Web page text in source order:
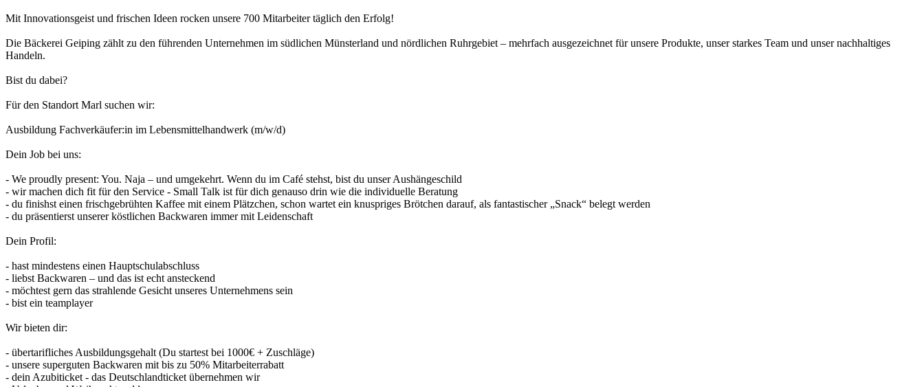
Mit Innovationsgeist und frischen Ideen rocken unsere 700 Mitarbeiter täglich den Erfolg!
Die Bäckerei Geiping zählt zu den führenden Unternehmen im südlichen Münsterland und nördlichen Ruhrgebiet – mehrfach ausgezeichnet für unsere Produkte, unser starkes Team und unser nachhaltiges
Handeln.
Bist du dabei?
Für den Standort Marl suchen wir:
Ausbildung Fachverkäufer:in im Lebensmittelhandwerk (m/w/d)
Dein Job bei uns:
- We proudly present: You. Naja – und umgekehrt. Wenn du im Café stehst, bist du unser Aushängeschild
- wir machen dich fit für den Service - Small Talk ist für dich genauso drin wie die individuelle Beratung
- du finishst einen frischgebrühten Kaffee mit einem Plätzchen, schon wartet ein knuspriges Brötchen darauf, als fantastischer „Snack“ belegt werden
- du präsentierst unserer köstlichen Backwaren immer mit Leidenschaft
Dein Profil:
- hast mindestens einen Hauptschulabschluss
- liebst Backwaren – und das ist echt ansteckend
- möchtest gern das strahlende Gesicht unseres Unternehmens sein
- bist ein teamplayer
Wir bieten dir:
- übertarifliches Ausbildungsgehalt (Du startest bei 1000€ + Zuschläge)
- unsere superguten Backwaren mit bis zu 50% Mitarbeiterrabatt
- dein Azubiticket - das Deutschlandticket übernehmen wir